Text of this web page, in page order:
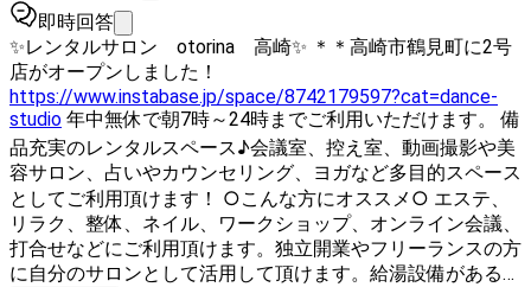
即時回答
✨レンタルサロン otorina 高崎✨ ＊＊高崎市鶴見町に2号
店がオープンしました！
https://www.instabase.jp/space/8742179597?cat=dance-
studio
品充実のレンタルスペース♪会議室、控え室、動画撮影や美
容サロン、占いやカウンセリング、ヨガなど多目的スペース
としてご利用頂けます！ ○こんな方にオススメ○ エステ、
リラク、整体、ネイル、ワークショップ、オンライン会議、
打合せなどにご利用頂けます。独立開業やフリーランスの方
に自分のサロンとして活用して頂けます。給湯設備があるた